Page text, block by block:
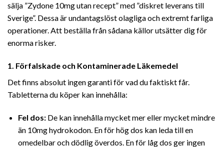
sälja ”Zydone 10mg utan recept” med ”diskret leverans till
Sverige”. Dessa är undantagslöst olagliga och extremt farliga
operationer. Att beställa från sådana källor utsätter dig för
enorma risker.
1. Förfalskade och Kontaminerade Läkemedel
Det finns absolut ingen garanti för vad du faktiskt får.
Tabletterna du köper kan innehålla:
Fel dos:De kan innehålla mycket mer eller mycket mindre
än 10mg hydrokodon. En för hög dos kan leda till en
omedelbar och dödlig överdos. En för låg dos ger ingen